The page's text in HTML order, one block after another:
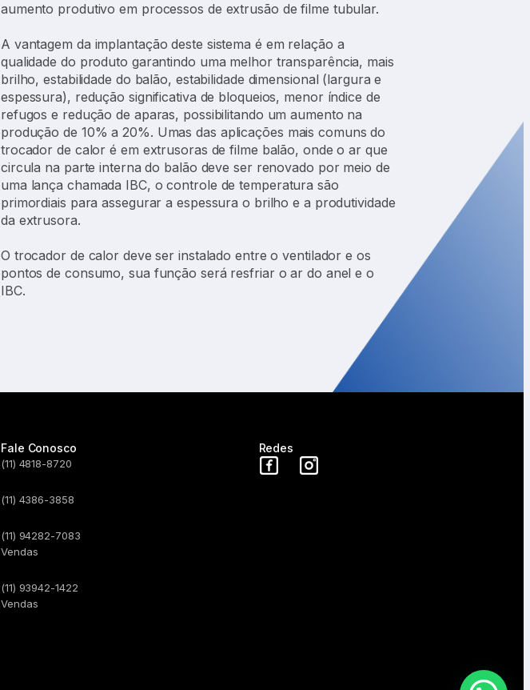
aumento produtivo em processos de extrusão de filme tubular.
A vantagem da implantação deste sistema é em relação a
qualidade do produto garantindo uma melhor transparência, mais
brilho, estabilidade do balão, estabilidade dimensional (largura e
espessura), redução significativa de bloqueios, menor índice de
refugos e redução de aparas, possibilitando um aumento na
produção de 10% a 20%. Umas das aplicações mais comuns do
trocador de calor é em extrusoras de filme balão, onde o ar que
circula na parte interna do balão deve ser renovado por meio de
uma lança chamada IBC, o controle de temperatura são
primordiais para assegurar a espessura o brilho e a produtividade
da extrusora.
O trocador de calor deve ser instalado entre o ventilador e os
pontos de consumo, sua função será resfriar o ar do anel e o
IBC.
Fale Conosco
(11) 4818-8720
(11) 4386-3858
(11) 94282-7083
Vendas
(11) 93942-1422
Vendas
Redes